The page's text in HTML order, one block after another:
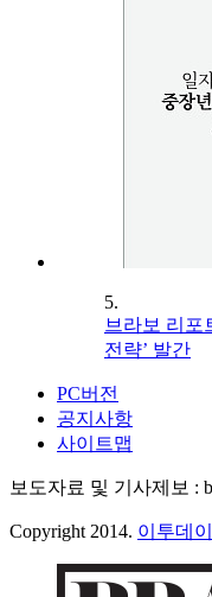
5.
브라보 리포
전략’ 발간
PC버전
공지사항
사이트맵
보도자료 및 기사제보 :
Copyright 2014. 이투데